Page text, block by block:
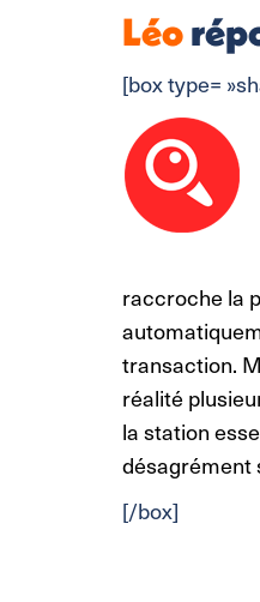
Léo
[box type=
raccroche la
transaction.
réalité
la station
désagrément
[/box]